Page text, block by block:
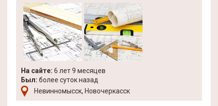
На сайте: 6 лет 9 месяцев
Был: более суток назад
Невинномысск, Новочеркасск